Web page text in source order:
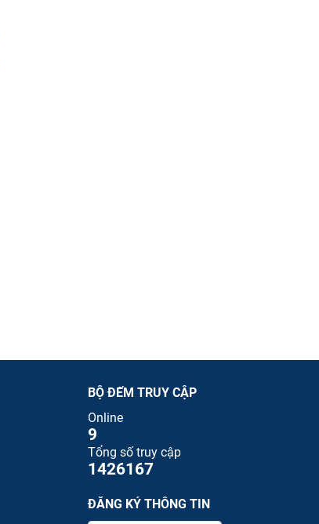
BỘ ĐẾM TRUY CẬP
Online
9
Tổng số truy cập
1426167
ĐĂNG KÝ THÔNG TIN